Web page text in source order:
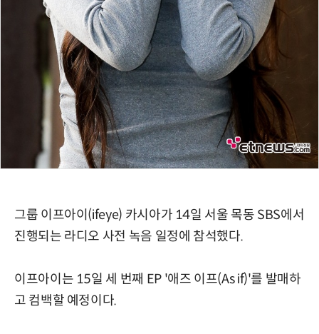
그룹 이프아이(ifeye) 카시아가 14일 서울 목동 SBS에서
진행되는 라디오 사전 녹음 일정에 참석했다.
이프아이는 15일 세 번째 EP '애즈 이프(As if)'를 발매하
고 컴백할 예정이다.